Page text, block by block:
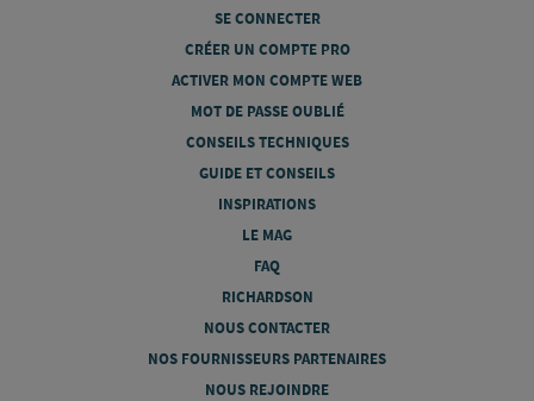
SE CONNECTER
CRÉER UN COMPTE PRO
ACTIVER MON COMPTE WEB
MOT DE PASSE OUBLIÉ
CONSEILS TECHNIQUES
GUIDE ET CONSEILS
INSPIRATIONS
LE MAG
FAQ
RICHARDSON
NOUS CONTACTER
NOS FOURNISSEURS PARTENAIRES
NOUS REJOINDRE